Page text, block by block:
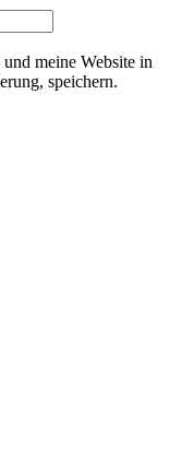
meine Website in
speichern.